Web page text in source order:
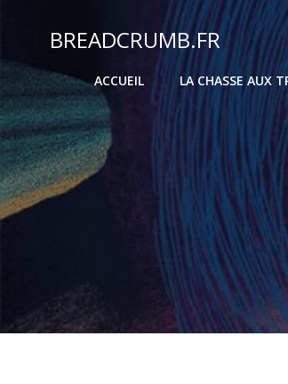
contenuBREADCRUMB.FR
ACCUEIL LA CHASSE AUX